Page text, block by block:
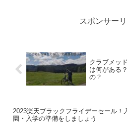
スポンサー
クラブメッ
は何がある
の？
2023楽天ブラックフライデーセール！
園・入学の準備をしましょう